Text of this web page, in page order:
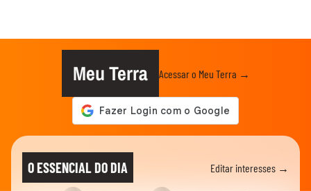
Meu Terra Acessar o Meu Terra →
O ESSENCIAL DO DIA Editar interesses →